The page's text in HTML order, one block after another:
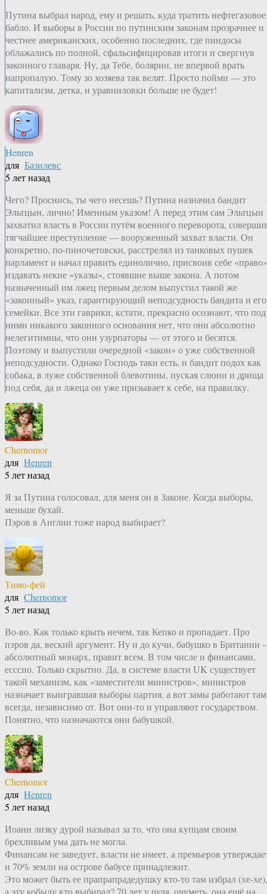
Путина выбрал народ, ему и решать, куда тратить нефтегазовое
бабло. И выборы в России по путинским законам прозрачнее и
честнее американских, особенно последних, где пиндосы
облажались по полной, сфальсифицировав итоги и свергнув
законного главаря. Ну, да Тебе, болярин, не впервой врать
напропалую. Тому зо хозяева так велят. Просто пойми — это
капитализм, детка, и уравниловки больше не будет!
Henren
для Базилевс
5 лет назад
Чего? Проснись, ты чего несешь? Путина назначил бандит
Эльтцын, лично! Именным указом! А перед этим сам Эльтцын
захватил власть в России путём военного переворота,
тягчайшее преступление — вооруженный захват власти. Он
конкретно, по-пиночетовски, расстрелял из танковых пушек
парламент и начал править единолично, присвоив себе «право»
издавать некие «указы», стоявшие выше закона. А потом
назначенный им лжец первым делом выпустил такой же
«законный» указ, гарантирующий неподсудность бандита и его
семейки. Все эти гаврики, кстати, прекрасно осознают, что под
ними никакого законного основания нет, что они абсолютно
нелегитимны, что они узурпаторы — от этого и бесятся.
Поэтому и выпустили очередной «закон» о уже собственной
неподсудности. Однако Господь таки есть, и бандит подох как
собака, в луже собственной блевотины, пуская слюни и дрища
под себя, да и лжеца он уже призывает к себе, на правилку.
Chernomor
для Henren
5 лет назад
Я за Путина голосовал, для меня он в Законе. Когда выборы,
меньше бухай.
Пэров в Англии тоже народ выбирает?
Тимо-фей
для Chernomor
5 лет назад
Во-во. Как только крыть нечем, так Кепко и пропадает. Про
пэров да, веский аргумент. Ну и до кучи, бабушко в Британии
абсолютный монарх, правит всем. В том числе и финансами,
есссно. Только скрытно. Да, в системе власти UK существует
такой механизм, как «заместители министров», министров
назначает выигравшая выборы партия, а вот замы работают там
всегда, независимо от. Вот они-то и управляют государством.
Понятно, что назначаются они бабушкой.
Chernomor
для Henren
5 лет назад
Иоанн лизку дурой называл за то, что она купцам своим
брехливым ума дать не могла.
Финансам не заведует, власти не имеет, а премьеров
и 70% земли на острове бабусе принадлежит.
Это может быть ее прапрапрадедушку кто-то там избрал (хе-хе),